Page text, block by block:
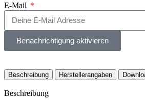
E-Mail
Benachrichtigung aktivieren
Beschreibung Herstellerangaben
Beschreibung